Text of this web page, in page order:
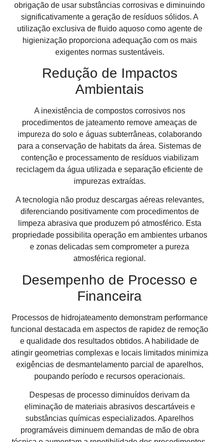
obrigação de usar substâncias corrosivas e diminuindo
significativamente a geração de resíduos sólidos. A
utilização exclusiva de fluido aquoso como agente de
higienização proporciona adequação com os mais
exigentes normas sustentáveis.
Redução de Impactos
Ambientais
A inexistência de compostos corrosivos nos
procedimentos de jateamento remove ameaças de
impureza do solo e águas subterrâneas, colaborando
para a conservação de habitats da área. Sistemas de
contenção e processamento de resíduos viabilizam
reciclagem da água utilizada e separação eficiente de
impurezas extraídas.
A tecnologia não produz descargas aéreas relevantes,
diferenciando positivamente com procedimentos de
limpeza abrasiva que produzem pó atmosférico. Esta
propriedade possibilita operação em ambientes urbanos
e zonas delicadas sem comprometer a pureza
atmosférica regional.
Desempenho de Processo e
Financeira
Processos de hidrojateamento demonstram performance
funcional destacada em aspectos de rapidez de remoção
e qualidade dos resultados obtidos. A habilidade de
atingir geometrias complexas e locais limitados minimiza
exigências de desmantelamento parcial de aparelhos,
poupando período e recursos operacionais.
Despesas de processo diminuídos derivam da
eliminação de materiais abrasivos descartáveis e
substâncias químicas especializados. Aparelhos
programáveis diminuem demandas de mão de obra